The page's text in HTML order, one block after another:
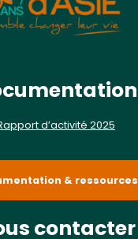
d’activité 2025
& ressources
contacter